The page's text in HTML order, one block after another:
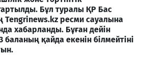
Бұл туралы ҚР Бас
Tengrinews.kz ресми сауалына
хабарланды. Бұған дейін
баланың қайда екенін білмейтіні